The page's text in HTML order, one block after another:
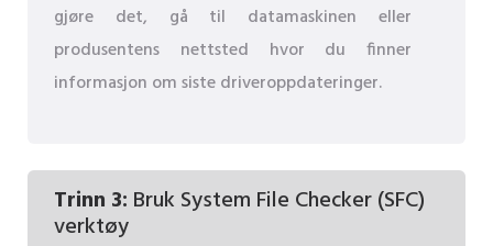
gjøre det, gå til datamaskinen eller
produsentens nettsted hvor du finner
informasjon om siste driveroppdateringer.
Trinn 3: Bruk System File Checker (SFC)
verktøy